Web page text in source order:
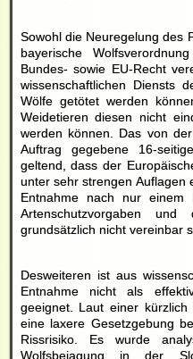
Sowohl die Neuregelung des
bayerische
Bundes- sowie EU-Recht
wissenschaftlichen Diensts
Wölfe getötet werden
Weidetieren diesen nicht
werden können. Das von
Auftrag gegebene 16-
geltend, dass der
unter sehr strengen Auflagen
Entnahme nach nur einem
Artenschutzvorgaben und
grundsätzlich nicht vereinbar
Desweiteren ist aus
Entnahme nicht als
geeignet. Laut einer
eine laxere Gesetzgebung
Rissrisiko. Es wurde
Wolfsbejagung in der